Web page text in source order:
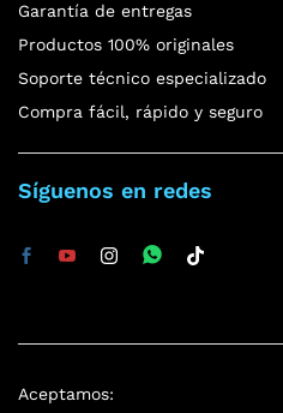
Garantía de entregas
Productos 100% originales
Soporte técnico especializado
Compra fácil, rápido y seguro
Síguenos en redes
Aceptamos: